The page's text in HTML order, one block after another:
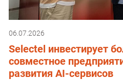
06.07.2026
Selectel инвестирует
совместное
развития AI-сервисов